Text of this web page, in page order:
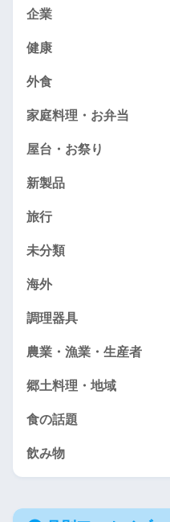
企業
健康
外食
家庭料理・お弁当
屋台・お祭り
新製品
旅行
未分類
海外
調理器具
農業・漁業・生産者
郷土料理・地域
食の話題
飲み物